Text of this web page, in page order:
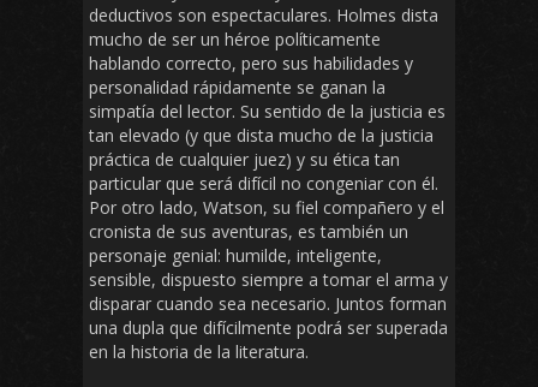
deductivos son espectaculares. Holmes dista
mucho de ser un héroe políticamente
hablando correcto, pero sus habilidades y
personalidad rápidamente se ganan la
simpatía del lector. Su sentido de la justicia es
tan elevado (y que dista mucho de la justicia
práctica de cualquier juez) y su ética tan
particular que será difícil no congeniar con él.
Por otro lado, Watson, su fiel compañero y el
cronista de sus aventuras, es también un
personaje genial: humilde, inteligente,
sensible, dispuesto siempre a tomar el arma y
disparar cuando sea necesario. Juntos forman
una dupla que difícilmente podrá ser superada
en la historia de la literatura.